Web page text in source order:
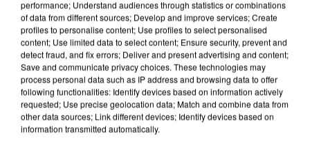
LES INTERVIEWS CHANTE
FRANCE
Voir plus
"JE SUIS À DISPOSITION DES
ENFOIRÉS"
performance; Understand audiences through statistics or combinations
of data from different sources; Develop and improve services; Create
profiles to personalise content; Use profiles to select personalised
content; Use limited data to select content; Ensure security, prevent and
detect fraud, and fix errors; Deliver and present advertising and content;
Save and communicate privacy choices. These technologies may
process personal data such as IP address and browsing data to offer
following functionalities: Identify devices based on information actively
requested; Use precise geolocation data; Match and combine data from
other data sources; Link different devices; Identify devices based on
information transmitted automatically.